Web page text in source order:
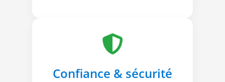
Confiance & sécurité